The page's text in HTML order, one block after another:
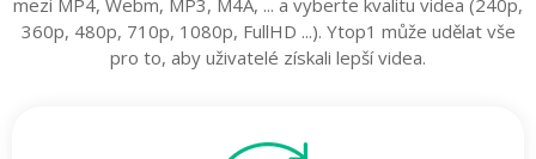
mezi MP4, Webm, MP3, M4A, ... a vyberte kvalitu videa (240p,
360p, 480p, 710p, 1080p, FullHD ...). Ytop1 může udělat vše
pro to, aby uživatelé získali lepší videa.